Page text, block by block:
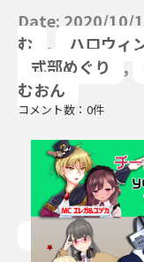
Date: 2020/10/
む
, ハロウィ
式部めぐり
,
むおん
コメント数：0件